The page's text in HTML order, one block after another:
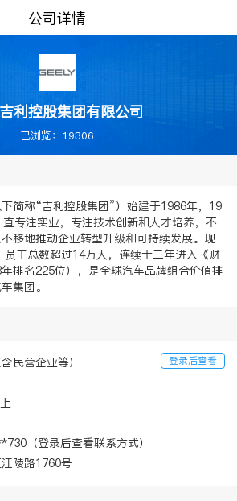
公司详情
利控股集团有限公司
已浏览：19306
简称“吉利控股集团”）始建于1986年，19
专注实业，专注技术创新和人才培养，不
移地推动企业转型升级和可持续发展。现
工总数超过14万人，连续十二年进入《财
排名225位），是全球汽车品牌组合价值排
集团。
登录后查看
民营企业等）
（登录后查看联系方式）
陵路1760号